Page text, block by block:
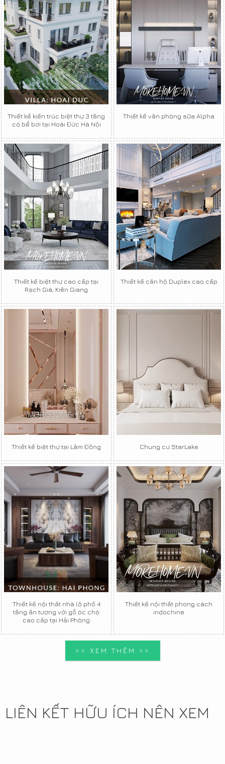
Thiết kế kiến trúc biệt thự 3 tầng
có bể bơi tại Hoài Đức Hà Nội
Thiết kế văn phòng sữa Alpha
Thiết kế biệt thự cao cấp tại
Rạch Giá, Kiên Giang
Thiết kế căn hộ Duplex cao cấp
Thiết kế biệt thự tại Lâm Đồng Chung cư StarLake
Thiết kế nội thất nhà lô phố 4
tầng ấn tượng với gỗ óc chó
cao cấp tại Hải Phòng
Thiết kế nội thất phong cách
indochine
>> XEM THÊM <<
LIÊN KẾT HỮU ÍCH NÊN XEM